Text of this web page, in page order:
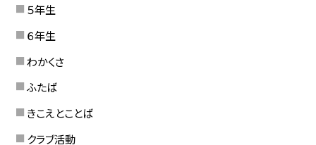
５年生
６年生
わかくさ
ふたば
きこえとことば
クラブ活動